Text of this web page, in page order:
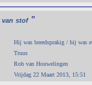
van stof "
Hij was breedsprakig / hij was
Truus
Rob van Houwelingen
Vrijdag 22 Maart 2013, 15:51